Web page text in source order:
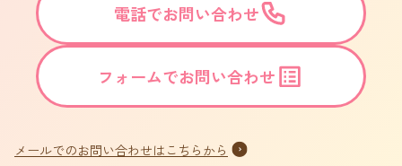
電話でお問い合わせ
フォームでお問い合わせ
メールでのお問い合わせはこちらから